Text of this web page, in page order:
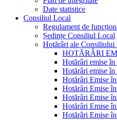
Date statistice
Consiliul Local
Regulament de
Ședințe Consiliul Local
Hotărâri ale Consiliului
HOTĂRÂRI
Hotărâri emise
Hotărâri emise
Hotărâri Emise
Hotărâri Emise
Hotărâri Emise
Hotărâri Emise
Hotărâri Emise